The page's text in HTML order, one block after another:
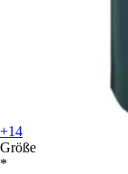
+14
Größe
*